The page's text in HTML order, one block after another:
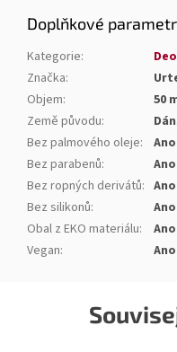
Doplňkové
Kategorie:
Značka:
Objem:
50
Země původu:
Bez palmového oleje:
Ano
Bez parabenů:
Ano
Bez ropných derivátů: Ano
Bez silikonů:
Ano
Obal z EKO materiálu:
Ano
Vegan: Ano